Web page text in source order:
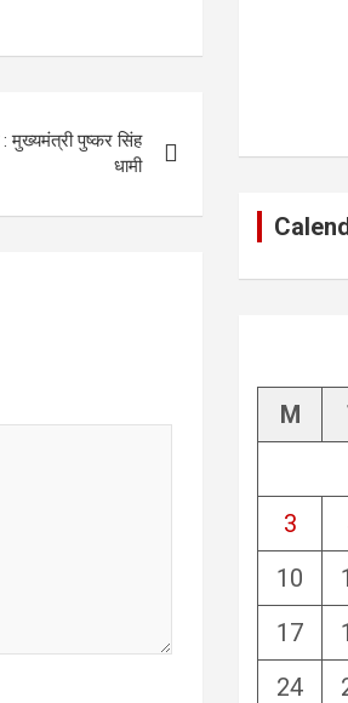
: मुख्यमंत्री पुष्कर सिंह
धामी
M
3
10
17
24